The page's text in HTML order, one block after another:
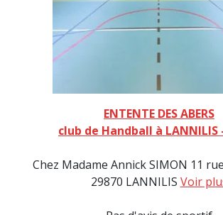
ENTENTE DES ABERS
club de Handball à LANNILIS
Chez Madame Annick SIMON 11
29870 LANNILIS Voir